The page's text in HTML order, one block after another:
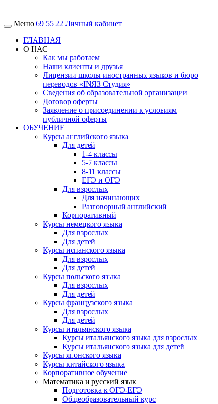
Меню 69 55 22 Личный кабинет
ГЛАВНАЯ
О НАС
Как мы работаем
Наши клиенты и друзья
Лицензии школы иностранных языков и бюро
переводов «INЯЗ Студия»
Сведения об образовательной организации
Договор оферты
Заявление о присоединении к условиям
публичной оферты
ОБУЧЕНИЕ
Курсы английского языка
Для детей
1-4 классы
5-7 классы
8-11 классы
ЕГЭ и ОГЭ
Для взрослых
Для начинающих
Разговорный английский
Корпоративный
Курсы немецкого языка
Для взрослых
Для детей
Курсы испанского языка
Для взрослых
Для детей
Курсы польского языка
Для взрослых
Для детей
Курсы французского языка
Для взрослых
Для детей
Курсы итальянского языка
Курсы итальянского языка для взрослых
Курсы итальянского языка для детей
Курсы японского языка
Курсы китайского языка
Корпоративное обучение
Математика и русский язык
Подготовка к ОГЭ-ЕГЭ
Общеобразовательный курс